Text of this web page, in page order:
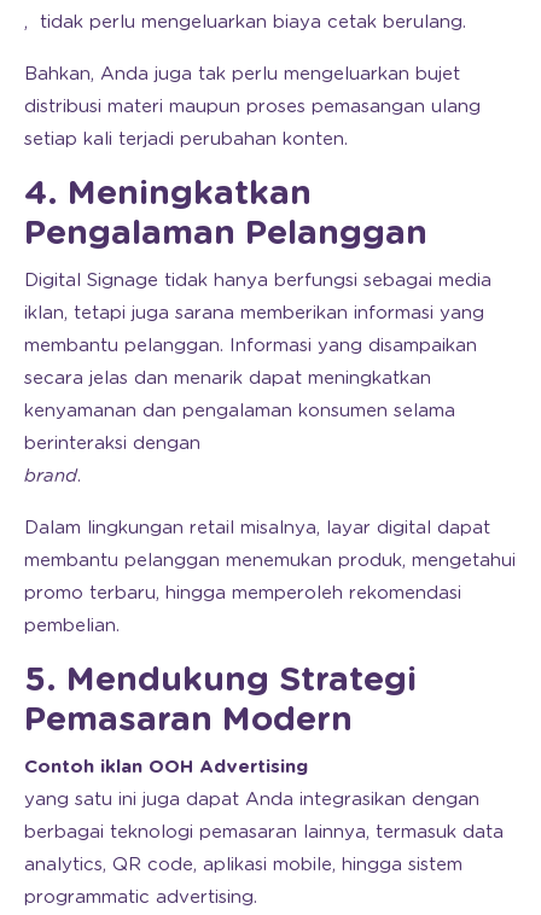
, tidak perlu mengeluarkan biaya cetak berulang.
Bahkan, Anda juga tak perlu mengeluarkan bujet
distribusi materi maupun proses pemasangan ulang
setiap kali terjadi perubahan konten.
4. Meningkatkan
Pengalaman Pelanggan
Digital Signage tidak hanya berfungsi sebagai media
iklan, tetapi juga sarana memberikan informasi yang
membantu pelanggan. Informasi yang disampaikan
secara jelas dan menarik dapat meningkatkan
kenyamanan dan pengalaman konsumen selama
berinteraksi dengan
brand.
Dalam lingkungan retail misalnya, layar digital dapat
membantu pelanggan menemukan produk, mengetahui
promo terbaru, hingga memperoleh rekomendasi
pembelian.
5. Mendukung Strategi
Pemasaran Modern
Contoh iklan OOH Advertising
yang satu ini juga dapat Anda integrasikan dengan
berbagai teknologi pemasaran lainnya, termasuk data
analytics, QR code, aplikasi mobile, hingga sistem
programmatic advertising.